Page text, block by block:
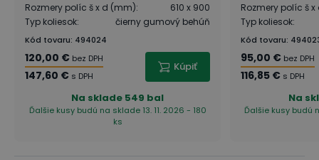
Rozmery políc š x d (mm):
610 x 900
Typ koliesok: čierny gumový behúň
Kód tovaru: 494024
120,00 € bez DPH
147,60 € s DPH
Kúpiť
Na sklade 549 bal
Ďalšie kusy budú na sklade 13. 11. 2026 - 180
ks
Rozmery políc š
Typ koliesok:
Kód tovaru:
95,00 € bez DPH
116,85 € s DPH
Na
Ďalšie kusy budú